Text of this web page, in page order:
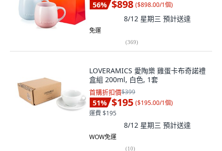
56% $898 ($898.00/1個)
8/12 星期三 預計送達
免運
(369)
LOVERAMICS 愛陶樂 雞蛋卡布奇諾禮
盒組 200ml, 白色, 1套
首購折扣價$399
51% $195 ($195.00/1個)
運費 $195
8/12 星期三 預計送達
WOW免運
(10)